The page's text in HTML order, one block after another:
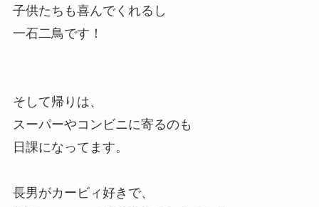
子供たちも喜んでくれるし
一石二鳥です！
そして帰りは、
スーパーやコンビニに寄るのも
日課になってます。
長男がカービィ好きで、